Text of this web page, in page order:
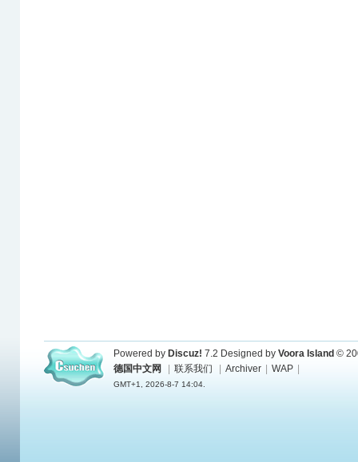
Powered by Discuz! 7.2 Designed by Voora Island ©
德国中文网
联系我们 Archiver WAP
GMT+1, 2026-8-7 14:04.